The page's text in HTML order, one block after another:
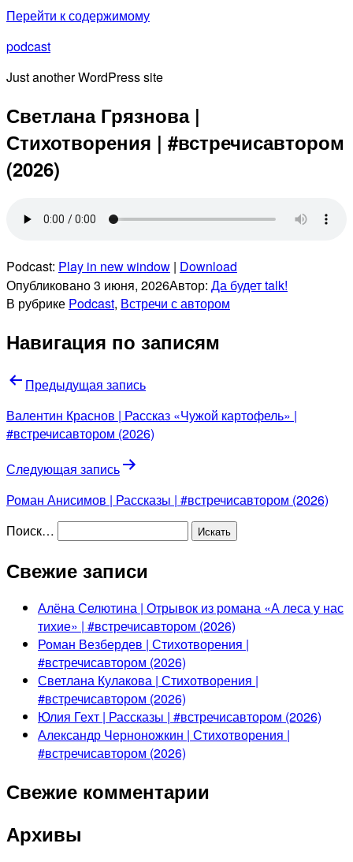
Перейти к содержимому
podcast
Just another WordPress site
Светлана Грязнова |
Стихотворения | #встречисавтором
(2026)
Podcast: Play in new window | Download
Опубликовано3 июня, 2026Автор: Да будет talk!
В рубрике Podcast, Встречи с автором
Навигация по записям
Предыдущая запись
Валентин Краснов | Рассказ «Чужой картофель» |
#встречисавтором (2026)
Следующая запись
Роман Анисимов | Рассказы | #встречисавтором (2026)
Поиск…
Свежие записи
Алёна Селютина | Отрывок из романа «А леса у нас
тихие» | #встречисавтором (2026)
Роман Везбердев | Стихотворения |
#встречисавтором (2026)
Светлана Кулакова | Стихотворения |
#встречисавтором (2026)
Юлия Гехт | Рассказы | #встречисавтором (2026)
Александр Черноножкин | Стихотворения |
#встречисавтором (2026)
Свежие комментарии
Архивы